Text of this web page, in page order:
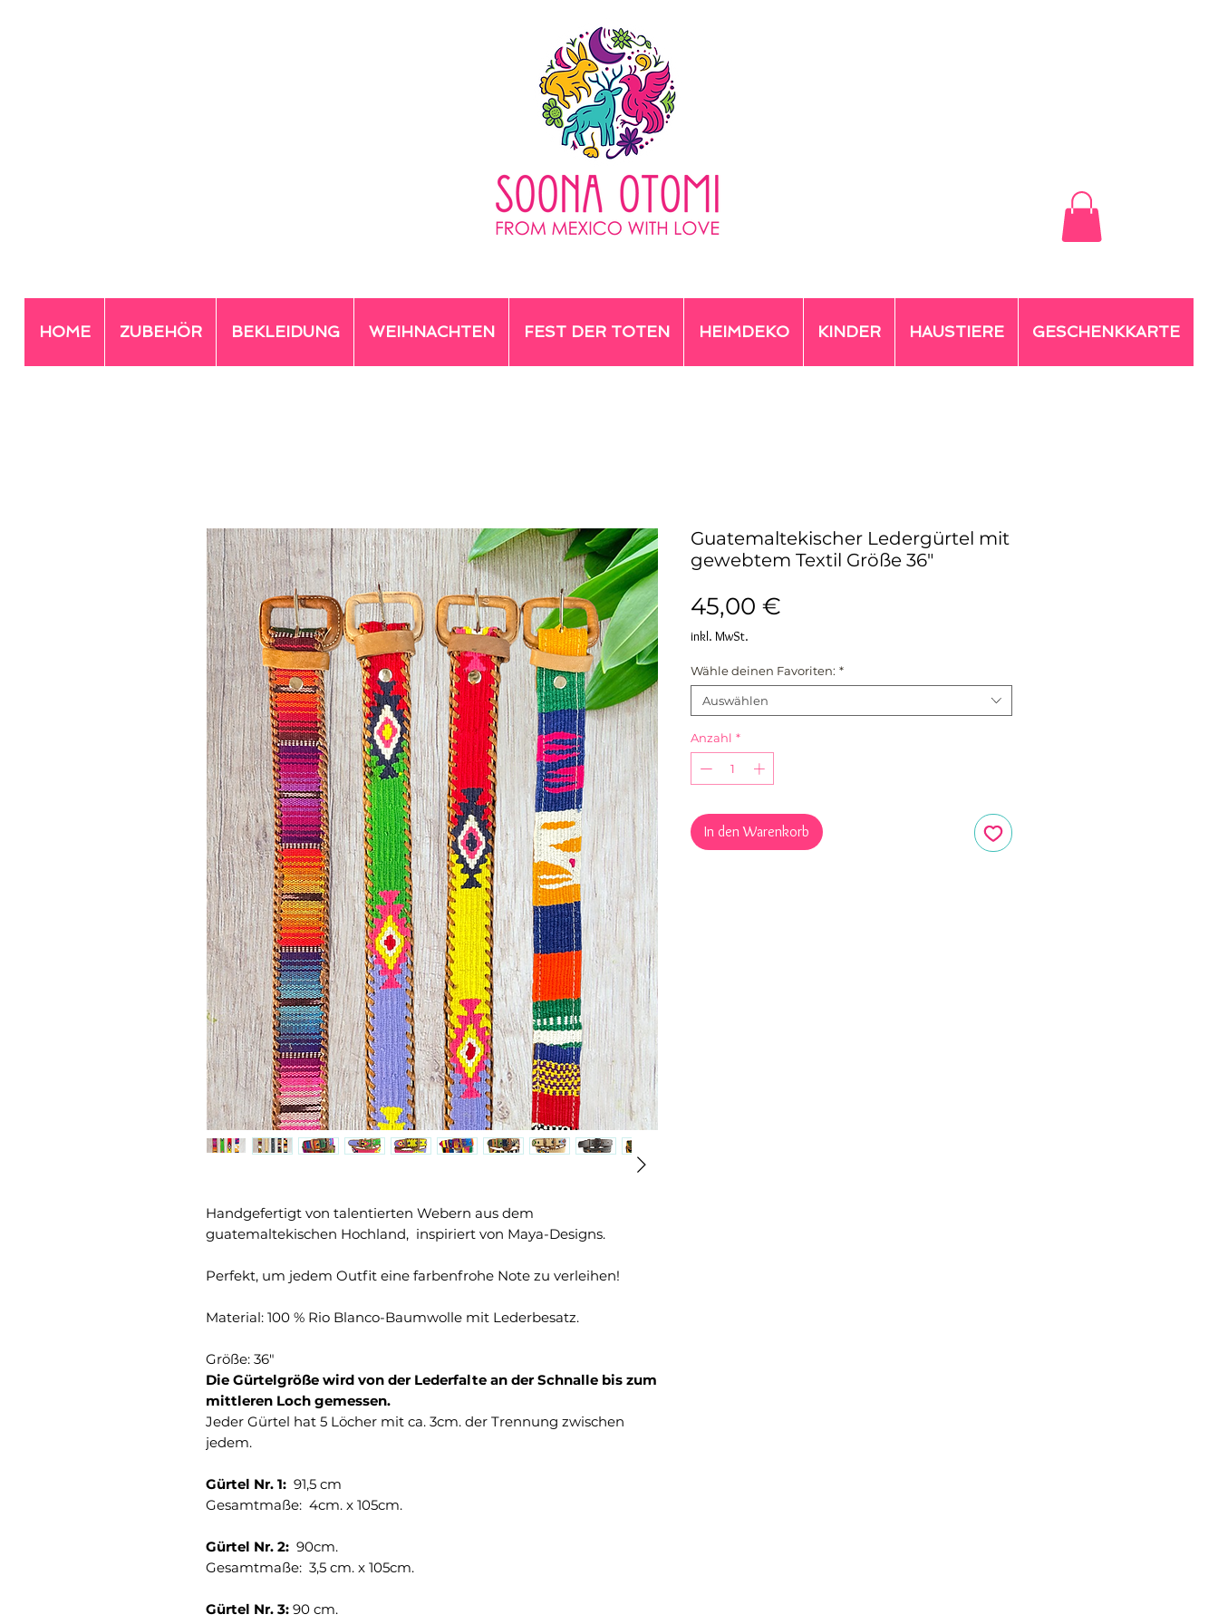
HOME ZUBEHÖR BEKLEIDUNG WEIHNACHTEN FEST DER TOTEN HEIMDEKO KINDER HAUSTIERE GESCHENKKARTE
Handgefertigt von talentierten Webern aus dem
guatemaltekischen Hochland, inspiriert von Maya-Designs.
Perfekt, um jedem Outfit eine farbenfrohe Note zu verleihen!
Material: 100 % Rio Blanco-Baumwolle mit Lederbesatz.
Größe: 36"
Die Gürtelgröße wird von der Lederfalte an der Schnalle bis zum
mittleren Loch gemessen.
Jeder Gürtel hat 5 Löcher mit ca. 3cm. der Trennung zwischen
jedem.
Gürtel Nr. 1: 91,5 cm
Gesamtmaße: 4cm. x 105cm.
Gürtel Nr. 2: 90cm.
Gesamtmaße: 3,5 cm. x 105cm.
Gürtel Nr. 3: 90 cm.
Guatemaltekischer Ledergürtel mit
gewebtem Textil Größe 36"
45,00 €
inkl. MwSt.
Wähle deinen Favoriten: *
Auswählen
Anzahl *
In den Warenkorb